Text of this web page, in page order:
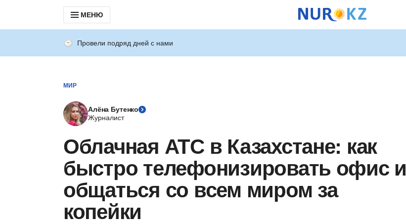
МЕНЮ
Провели подряд дней с нами
МИР
Алёна Бутенко
Журналист
Облачная АТС в Казахстане: как
быстро телефонизировать офис и
общаться со всем миром за
копейки